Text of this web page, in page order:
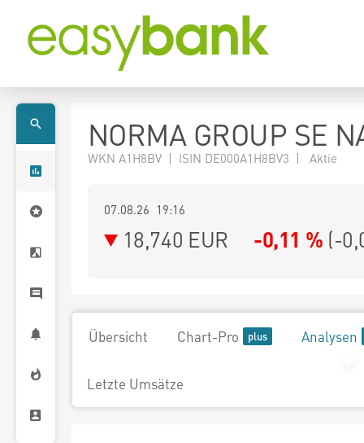
NORMA GROUP SE
WKN A1H8BV | ISIN DE000A1H8BV3 | Aktie
07.08.26 19:16
18,740 EUR -0,11 % (-
Übersicht Chart-Pro Analysen
Letzte Umsätze